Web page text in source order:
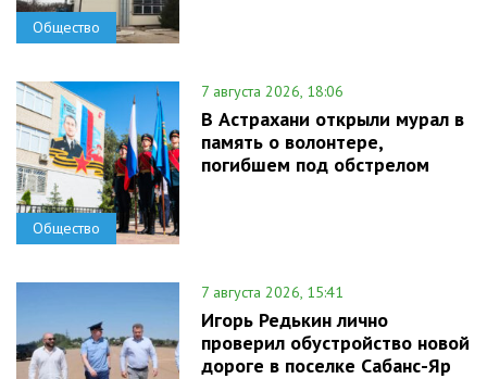
Общество
Общество
7 августа 2026, 18:06
В Астрахани открыли мурал в
память о волонтере,
погибшем под обстрелом
7 августа 2026, 15:41
Игорь Редькин лично
проверил обустройство новой
дороге в поселке Сабанс-Яр